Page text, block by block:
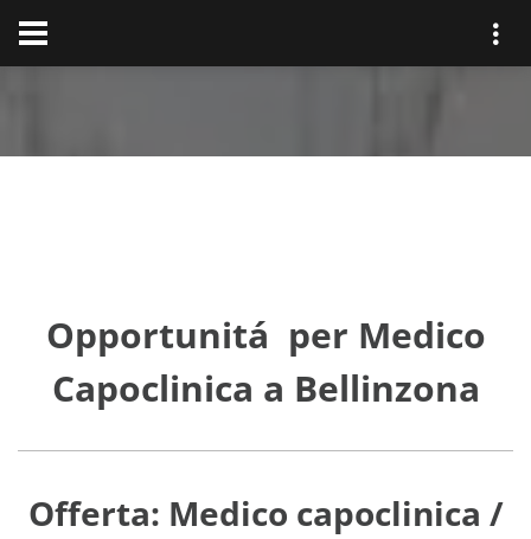
Opportunitá per Medico
Capoclinica a Bellinzona
Offerta: Medico capoclinica /